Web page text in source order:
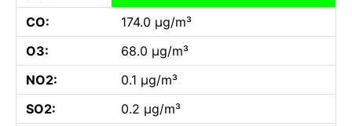
CO:
174.0 µg/m³
O3:
68.0 µg/m³
NO2:
0.1 µg/m³
SO2:
0.2 µg/m³